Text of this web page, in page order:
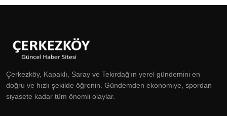
Çerkezköy, Kapaklı, Saray ve Tekirdağ'ın yerel gündemini en
doğru ve hızlı şekilde öğrenin. Gündemden ekonomiye, spordan
siyasete kadar tüm önemli olaylar.